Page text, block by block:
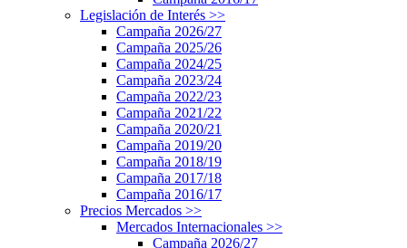
Legislación de Interés >>
Campaña 2026/27
Campaña 2025/26
Campaña 2024/25
Campaña 2023/24
Campaña 2022/23
Campaña 2021/22
Campaña 2020/21
Campaña 2019/20
Campaña 2018/19
Campaña 2017/18
Campaña 2016/17
Precios Mercados >>
Mercados Internacionales >>
Campaña 2026/27